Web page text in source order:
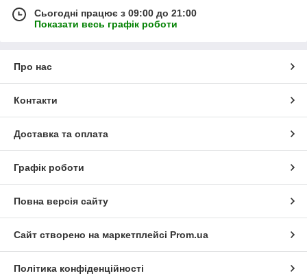
Сьогодні працює з 09:00 до 21:00
Показати весь графік роботи
Про нас
Контакти
Доставка та оплата
Графік роботи
Повна версія сайту
Сайт створено на маркетплейсі Prom.ua
Політика конфіденційності